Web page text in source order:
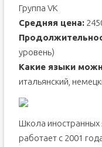
Группа VK
Средняя цена:
уровень)
Какие языки
итальянский,
Школа иностранных
работает с 2001